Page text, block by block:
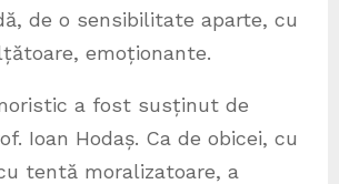
de o sensibilitate aparte, cu
emoționante.
a fost susținut de
Ioan Hodaș. Ca de obicei, cu
tentă moralizatoare, a